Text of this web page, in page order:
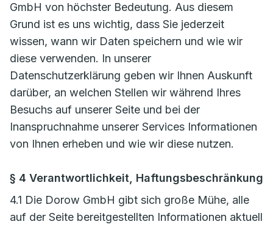
GmbH von höchster Bedeutung. Aus diesem
Grund ist es uns wichtig, dass Sie jederzeit
wissen, wann wir Daten speichern und wie wir
diese verwenden. In unserer
Datenschutzerklärung geben wir Ihnen Auskunft
darüber, an welchen Stellen wir während Ihres
Besuchs auf unserer Seite und bei der
Inanspruchnahme unserer Services Informationen
von Ihnen erheben und wie wir diese nutzen.
§ 4 Verantwortlichkeit, Haftungsbeschränkung
4.1 Die Dorow GmbH gibt sich große Mühe, alle
auf der Seite bereitgestellten Informationen aktuell